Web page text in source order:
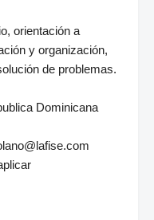
orientación a
y organización,
de problemas.
Dominicana